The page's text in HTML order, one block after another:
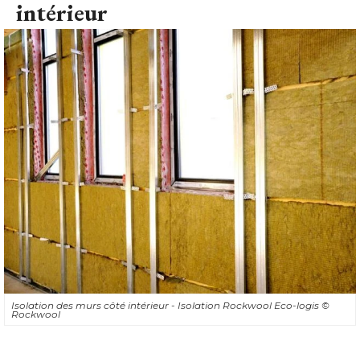
intérieur
Isolation des murs côté intérieur - Isolation Rockwool Eco-logis ©
Rockwool